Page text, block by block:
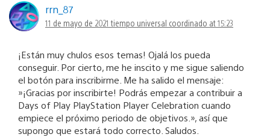
rrn_87
11 de mayo de 2021 tiempo universal coordinado at 15:23
¡Están muy chulos esos temas! Ojalá los pueda
conseguir. Por cierto, me he inscito y me sigue saliendo
el botón para inscribirme. Me ha salido el mensaje:
»¡Gracias por inscribirte! Podrás empezar a contribuir a
Days of Play PlayStation Player Celebration cuando
empiece el próximo periodo de objetivos.», así que
supongo que estará todo correcto. Saludos.